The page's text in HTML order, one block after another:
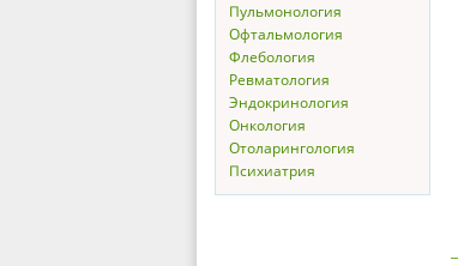
Пульмонология
Офтальмология
Флебология
Ревматология
Эндокринология
Онкология
Отоларингология
Психиатрия